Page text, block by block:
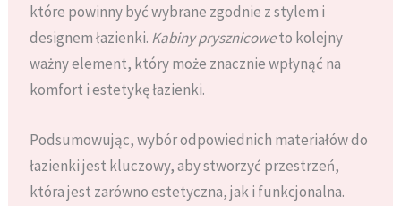
które powinny być wybrane zgodnie z stylem i
designem łazienki. Kabiny prysznicoweto kolejny
ważny element, który może znacznie wpłynąć na
komfort i estetykę łazienki.
Podsumowując, wybór odpowiednich materiałów do
łazienki jest kluczowy, aby stworzyć przestrzeń,
która jest zarówno estetyczna, jak i funkcjonalna.